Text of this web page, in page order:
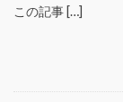
この記事 […]